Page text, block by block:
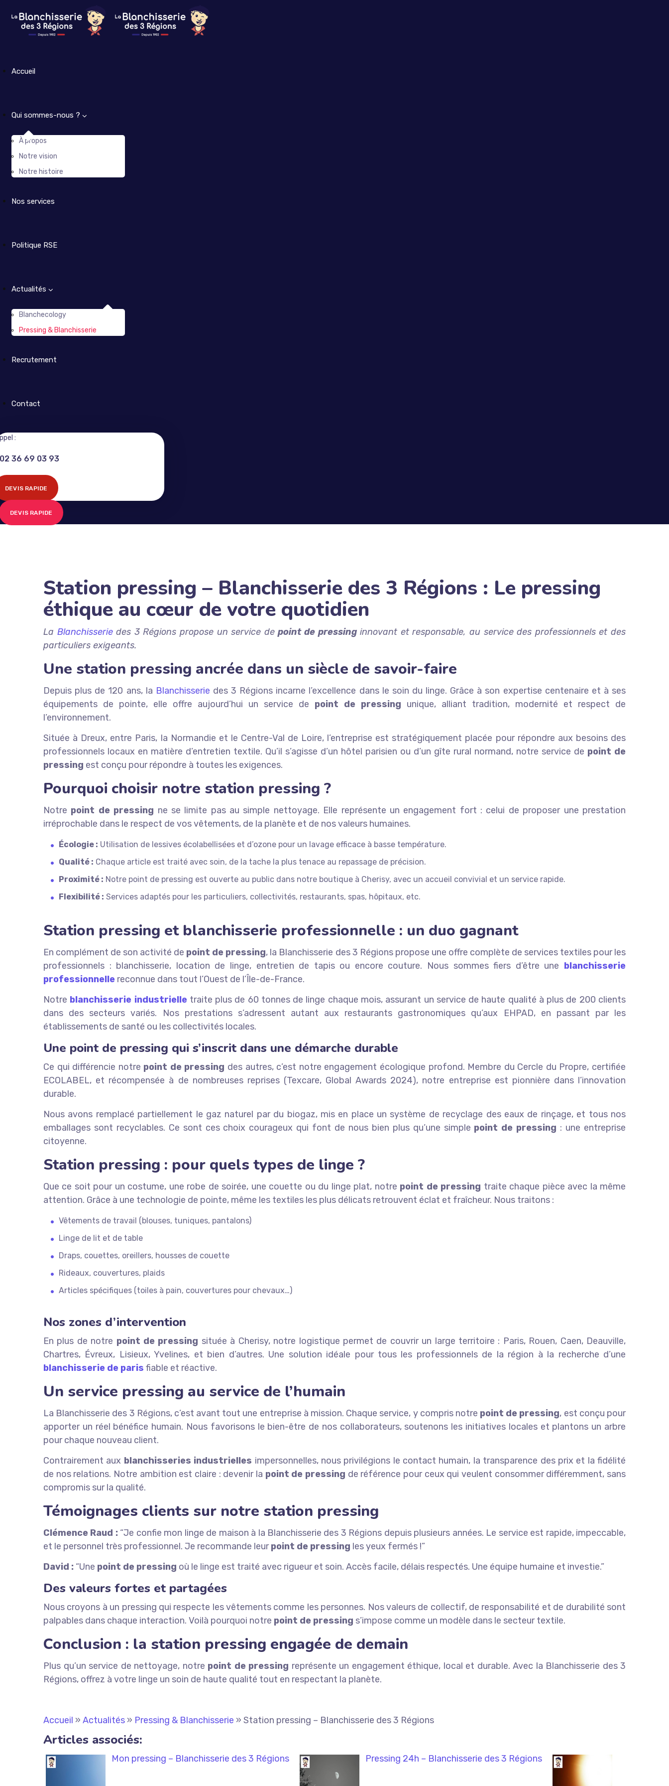
Accueil
Qui sommes-nous ?
À propos
Notre vision
Notre histoire
Nos services
Politique RSE
Actualités
Blanchecology
Pressing & Blanchisserie
Recrutement
Contact
:
02 36 69 03 93
DEVIS RAPIDE
DEVIS RAPIDE
Station pressing – Blanchisserie des 3 Régions : Le pressing
éthique au cœur de votre quotidien
La Blanchisseriedes 3 Régions propose un service depoint de pressinginnovant et responsable, au service des professionnels et des
particuliers exigeants.
Une station pressing ancrée dans un siècle de savoir-faire
Depuis plus de 120 ans, la Blanchisserie des 3 Régions incarne l’excellence dans le soin du linge. Grâce à son expertise centenaire et à ses
équipements de pointe, elle offre aujourd’hui un service de point de pressing unique, alliant tradition, modernité et respect de
l’environnement.
Située à Dreux, entre Paris, la Normandie et le Centre-Val de Loire, l’entreprise est stratégiquement placée pour répondre aux besoins des
professionnels locaux en matière d’entretien textile. Qu’il s’agisse d’un hôtel parisien ou d’un gîte rural normand, notre service de point de
pressing est conçu pour répondre à toutes les exigences.
Pourquoi choisir notre station pressing ?
Notre point de pressing ne se limite pas au simple nettoyage. Elle représente un engagement fort : celui de proposer une prestation
irréprochable dans le respect de vos vêtements, de la planète et de nos valeurs humaines.
Écologie : Utilisation de lessives écolabellisées et d’ozone pour un lavage efficace à basse température.
Qualité : Chaque article est traité avec soin, de la tache la plus tenace au repassage de précision.
Proximité : Notre point de pressing est ouverte au public dans notre boutique à Cherisy, avec un accueil convivial et un service rapide.
Flexibilité : Services adaptés pour les particuliers, collectivités, restaurants, spas, hôpitaux, etc.
Station pressing et blanchisserie professionnelle : un duo gagnant
En complément de son activité de point de pressing, la Blanchisserie des 3 Régions propose une offre complète de services textiles pour les
professionnels : blanchisserie, location de linge, entretien de tapis ou encore couture. Nous sommes fiers d’être une blanchisserie
professionnelle reconnue dans tout l’Ouest de l’Île-de-France.
Notre blanchisserie industrielle traite plus de 60 tonnes de linge chaque mois, assurant un service de haute qualité à plus de 200 clients
dans des secteurs variés. Nos prestations s’adressent autant aux restaurants gastronomiques qu’aux EHPAD, en passant par les
établissements de santé ou les collectivités locales.
Une point de pressing qui s’inscrit dans une démarche durable
Ce qui différencie notre point de pressing des autres, c’est notre engagement écologique profond. Membre du Cercle du Propre, certifiée
ECOLABEL, et récompensée à de nombreuses reprises (Texcare, Global Awards 2024), notre entreprise est pionnière dans l’innovation
durable.
Nous avons remplacé partiellement le gaz naturel par du biogaz, mis en place un système de recyclage des eaux de rinçage, et tous nos
emballages sont recyclables. Ce sont ces choix courageux qui font de nous bien plus qu’une simple point de pressing : une entreprise
citoyenne.
Station pressing : pour quels types de linge ?
Que ce soit pour un costume, une robe de soirée, une couette ou du linge plat, notre point de pressing traite chaque pièce avec la même
attention. Grâce à une technologie de pointe, même les textiles les plus délicats retrouvent éclat et fraîcheur. Nous traitons :
Vêtements de travail (blouses, tuniques, pantalons)
Linge de lit et de table
Draps, couettes, oreillers, housses de couette
Rideaux, couvertures, plaids
Articles spécifiques (toiles à pain, couvertures pour chevaux…)
Nos zones d’intervention
En plus de notre point de pressing située à Cherisy, notre logistique permet de couvrir un large territoire : Paris, Rouen, Caen, Deauville,
Chartres, Évreux, Lisieux, Yvelines, et bien d’autres. Une solution idéale pour tous les professionnels de la région à la recherche d’une
blanchisserie de paris fiable et réactive.
Un service pressing au service de l’humain
La Blanchisserie des 3 Régions, c’est avant tout une entreprise à mission. Chaque service, y compris notre point de pressing, est conçu pour
apporter un réel bénéfice humain. Nous favorisons le bien-être de nos collaborateurs, soutenons les initiatives locales et plantons un arbre
pour chaque nouveau client.
Contrairement aux blanchisseries industrielles impersonnelles, nous privilégions le contact humain, la transparence des prix et la fidélité
de nos relations. Notre ambition est claire : devenir la point de pressing de référence pour ceux qui veulent consommer différemment, sans
compromis sur la qualité.
Témoignages clients sur notre station pressing
Clémence Raud :“Je confie mon linge de maison à la Blanchisserie des 3 Régions depuis plusieurs années. Le service est rapide, impeccable,
et le personnel très professionnel. Je recommande leurpoint de pressing les yeux fermés !”
David : “Une point de pressing où le linge est traité avec rigueur et soin. Accès facile, délais respectés. Une équipe humaine et investie.”
Des valeurs fortes et partagées
Nous croyons à un pressing qui respecte les vêtements comme les personnes. Nos valeurs de collectif, de responsabilité et de durabilité sont
palpables dans chaque interaction. Voilà pourquoi notre point de pressing s’impose comme un modèle dans le secteur textile.
Conclusion : la station pressing engagée de demain
Plus qu’un service de nettoyage, notre point de pressing représente un engagement éthique, local et durable. Avec la Blanchisserie des 3
Régions, offrez à votre linge un soin de haute qualité tout en respectant la planète.
Accueil » Actualités » Pressing & Blanchisserie » Station pressing – Blanchisserie des 3 Régions
Articles associés:
Mon pressing – Blanchisserie des 3 Régions Pressing 24h – Blanchisserie des 3 Régions